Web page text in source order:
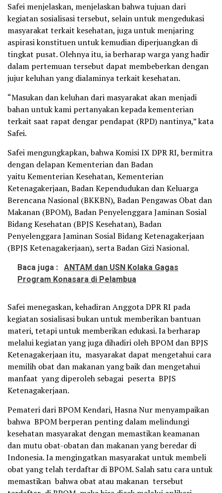
Safei menjelaskan, menjelaskan bahwa tujuan dari
kegiatan sosialisasi tersebut, selain untuk mengedukasi
masyarakat terkait kesehatan, juga untuk menjaring
aspirasi konstituen untuk kemudian diperjuangkan di
tingkat pusat. Olehnya itu, ia berharap warga yang hadir
dalam pertemuan tersebut dapat membeberkan dengan
jujur keluhan yang dialaminya terkait kesehatan.
“Masukan dan keluhan dari masyarakat akan menjadi
bahan untuk kami pertanyakan kepada kementerian
terkait saat rapat dengar pendapat (RPD) nantinya,” kata
Safei.
Safei mengungkapkan, bahwa Komisi IX DPR RI, bermitra
dengan delapan Kementerian dan Badan
yaitu Kementerian Kesehatan, Kementerian
Ketenagakerjaan, Badan Kependudukan dan Keluarga
Berencana Nasional (BKKBN), Badan Pengawas Obat dan
Makanan (BPOM), Badan Penyelenggara Jaminan Sosial
Bidang Kesehatan (BPJS Kesehatan), Badan
Penyelenggara Jaminan Sosial Bidang Ketenagakerjaan
(BPJS Ketenagakerjaan), serta Badan Gizi Nasional.
Baca juga : ANTAM dan USN Kolaka Gagas
Program Konasara di Pelambua
Safei menegaskan, kehadiran Anggota DPR RI pada
kegiatan sosialisasi bukan untuk memberikan bantuan
materi, tetapi untuk memberikan edukasi. Ia berharap
melalui kegiatan yang juga dihadiri oleh BPOM dan BPJS
Ketenagakerjaan itu, masyarakat dapat mengetahui cara
memilih obat dan makanan yang baik dan mengetahui
manfaat yang diperoleh sebagai peserta BPJS
Ketenagakerjaan.
Pemateri dari BPOM Kendari, Hasna Nur menyampaikan
bahwa BPOM berperan penting dalam melindungi
kesehatan masyarakat dengan memastikan keamanan
dan mutu obat-obatan dan makanan yang beredar di
Indonesia. Ia mengingatkan masyarakat untuk membeli
obat yang telah terdaftar di BPOM. Salah satu cara untuk
memastikan bahwa obat atau makanan tersebut